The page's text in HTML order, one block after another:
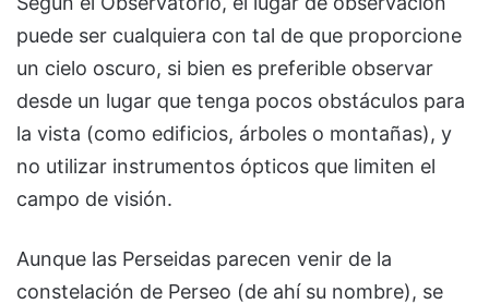
puede ser cualquiera con tal de que proporcione
un cielo oscuro, si bien es preferible observar
desde un lugar que tenga pocos obstáculos para
la vista (como edificios, árboles o montañas), y
no utilizar instrumentos ópticos que limiten el
campo de visión.
Aunque las Perseidas parecen venir de la
constelación de Perseo (de ahí su nombre), se